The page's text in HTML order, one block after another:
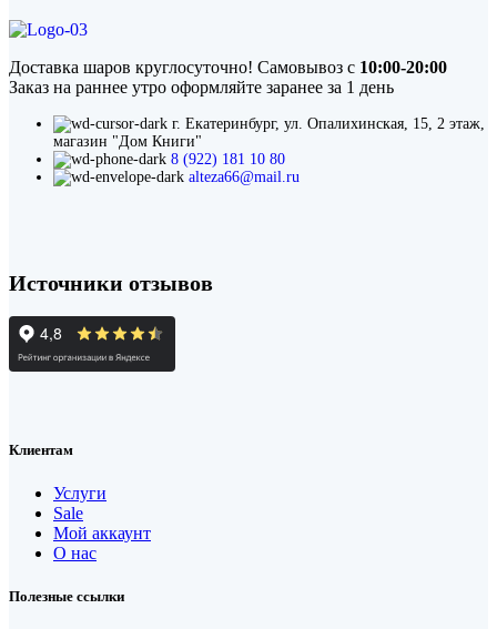
should
left
blank
Доставка шаров круглосуточно! Самовывоз с 10:00-20:00
Заказ на раннее утро оформляйте заранее за 1 день
г. Екатеринбург, ул. Опалихинская, 15, 2 этаж,
магазин "Дом Книги"
8 (922) 181 10 80
alteza66@mail.ru
Источники отзывов
Клиентам
Услуги
Sale
Мой аккаунт
О нас
Полезные ссылки